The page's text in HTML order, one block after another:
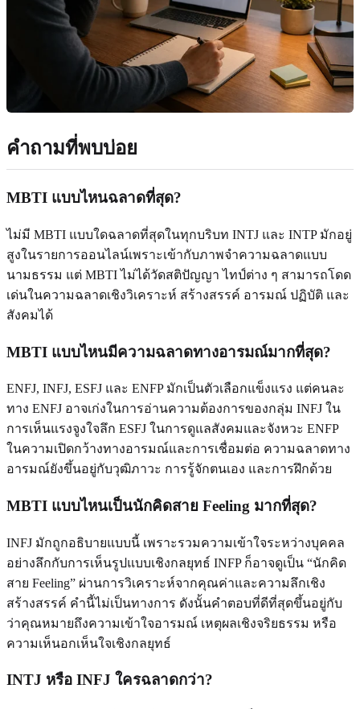
คำถามที่พบบ่อย
MBTI แบบไหนฉลาดที่สุด?
ไม่มี MBTI แบบใดฉลาดที่สุดในทุกบริบท INTJ และ INTP มักอยู่
สูงในรายการออนไลน์เพราะเข้ากับภาพจำความฉลาดแบบ
นามธรรม แต่ MBTI ไม่ได้วัดสติปัญญา ไทป์ต่าง ๆ สามารถโดด
เด่นในความฉลาดเชิงวิเคราะห์ สร้างสรรค์ อารมณ์ ปฏิบัติ และ
สังคมได้
MBTI แบบไหนมีความฉลาดทางอารมณ์มากที่สุด?
ENFJ, INFJ, ESFJ และ ENFP มักเป็นตัวเลือกแข็งแรง แต่คนละ
ทาง ENFJ อาจเก่งในการอ่านความต้องการของกลุ่ม INFJ ใน
การเห็นแรงจูงใจลึก ESFJ ในการดูแลสังคมและจังหวะ ENFP
ในความเปิดกว้างทางอารมณ์และการเชื่อมต่อ ความฉลาดทาง
อารมณ์ยังขึ้นอยู่กับวุฒิภาวะ การรู้จักตนเอง และการฝึกด้วย
MBTI แบบไหนเป็นนักคิดสาย Feeling มากที่สุด?
INFJ มักถูกอธิบายแบบนี้ เพราะรวมความเข้าใจระหว่างบุคคล
อย่างลึกกับการเห็นรูปแบบเชิงกลยุทธ์ INFP ก็อาจดูเป็น “นักคิด
สาย Feeling” ผ่านการวิเคราะห์จากคุณค่าและความลึกเชิง
สร้างสรรค์ คำนี้ไม่เป็นทางการ ดังนั้นคำตอบที่ดีที่สุดขึ้นอยู่กับ
ว่าคุณหมายถึงความเข้าใจอารมณ์ เหตุผลเชิงจริยธรรม หรือ
ความเห็นอกเห็นใจเชิงกลยุทธ์
INTJ หรือ INFJ ใครฉลาดกว่า?